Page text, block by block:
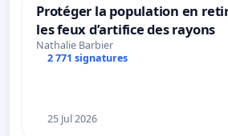
Protéger la population en
les feux d’artifice des rayons
Nathalie Barbier
2 771 signatures
25 Jul 2026